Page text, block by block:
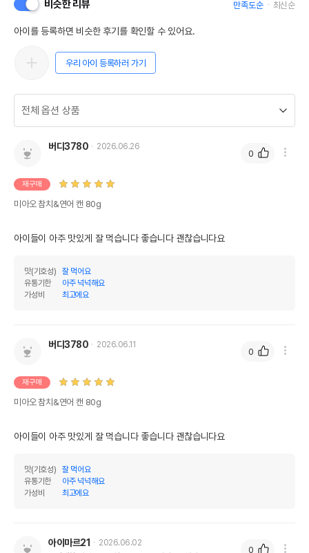
비슷한 리뷰 만족도순 최신순
아이를 등록하면 비슷한 후기를 확인할 수 있어요.
우리 아이 등록하러 가기
버디3780 2026.06.26
재구매
미아오 참치&연어 캔 80g
아이들이 아주 맛있게 잘 먹습니다 좋습니다 괜찮습니다요
맛(기호성)
잘 먹어요
유통기한
아주 넉넉해요
가성비
최고에요
0
버디3780 2026.06.11
재구매
미아오 참치&연어 캔 80g
아이들이 아주 맛있게 잘 먹습니다 좋습니다 괜찮습니다요
맛(기호성)
잘 먹어요
유통기한
아주 넉넉해요
가성비
최고에요
0
아이마르21
2026.06.02
0